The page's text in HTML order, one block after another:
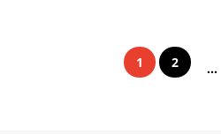
1 2 ...